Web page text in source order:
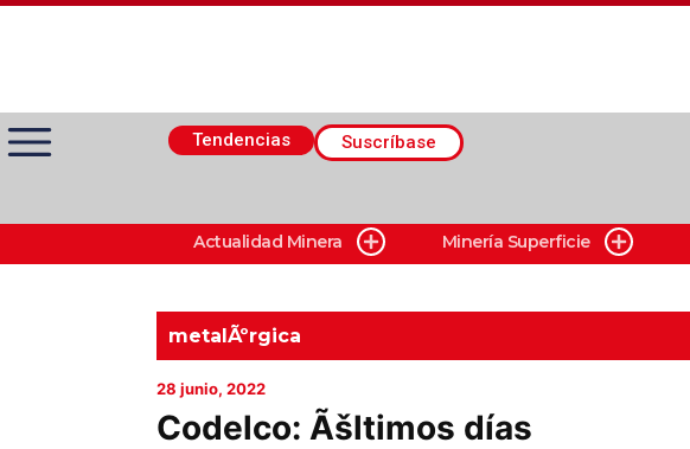
Tendencias Suscríbase
Actualidad Minera
Minería Superficie
Minerí­a Subterránea
Actualidad Minera Minería Superficie
metalÃºrgica
28 junio, 2022
Codelco: Ãšltimos días